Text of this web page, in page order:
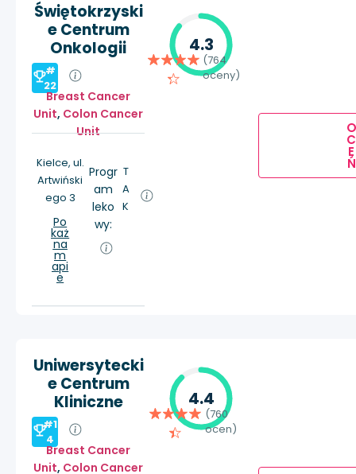
Świętokrzyski
e Centrum
Onkologii
#
22
Breast Cancer
Unit, Colon Cancer
Unit
Kielce, ul.
Artwiński
ego 3
Po
każ
na
m
api
e
Progr
am
leko
wy:
T
A
K
4.3
(764
oceny)
O
C
E
Ń
Uniwersytecki
e Centrum
Kliniczne
#1
4
Breast Cancer
Unit, Colon Cancer
4.4
(760
ocen)